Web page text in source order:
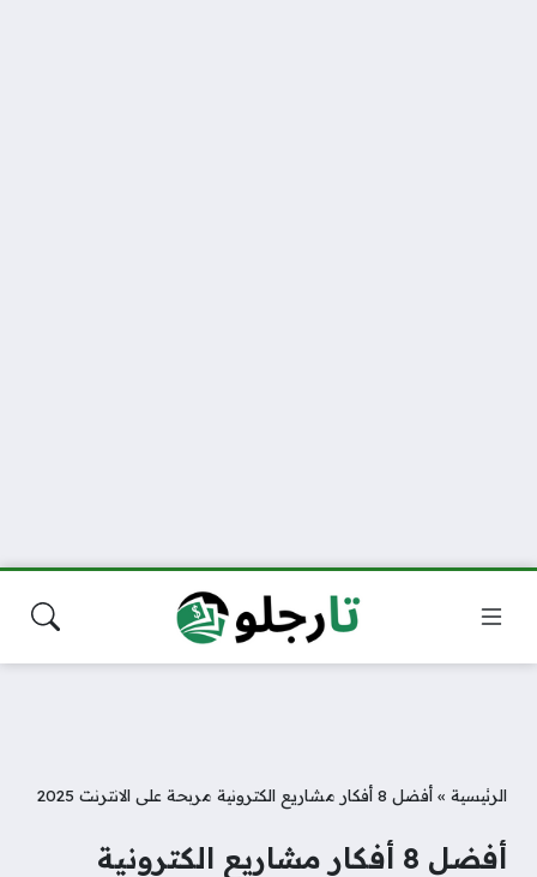
الرئيسية » أفضل 8 أفكار مشاريع الكترونية مربحة على الانترنت 2025
أفضل 8 أفكار مشاريع الكترونية